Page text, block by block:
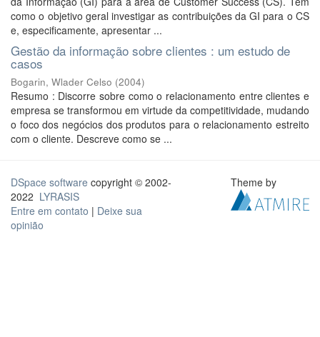
como o objetivo geral investigar as contribuições da GI para o CS
e, especificamente, apresentar ...
Gestão da informação sobre clientes : um estudo de
casos
Bogarin, Wlader Celso (2004)
Resumo : Discorre sobre como o relacionamento entre clientes e
empresa se transformou em virtude da competitividade, mudando
o foco dos negócios dos produtos para o relacionamento estreito
com o cliente. Descreve como se ...
DSpace software copyright © 2002-
2022 LYRASIS
Entre em contato | Deixe sua
opinião
Theme by